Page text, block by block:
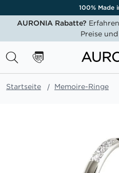
100% Made
AURONIA Rabatte?
Preise
Startseite Memoire-Ringe